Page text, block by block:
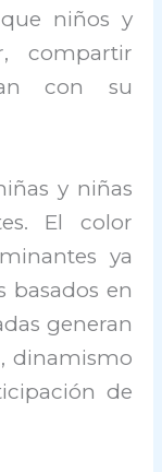
niños y
compartir
con su
y niñas
El color
ya
basados ​​en
generan
dinamismo
de